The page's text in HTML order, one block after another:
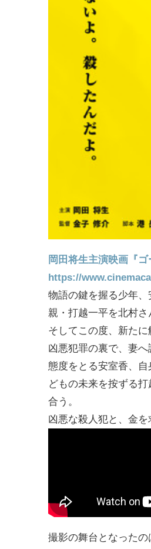
岡田将生主演映画『
https://
物語の鍵を握る少年
親・打越一平を北村さ
そしてこの度、新たに
凶悪犯罪の裏で、妻
態度をとる安室香、
どもの未来を按ずる
合う。
凶悪な殺人犯と、金
撮影の舞台となった